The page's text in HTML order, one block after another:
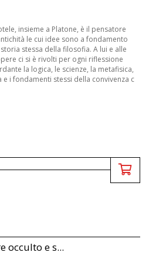
insieme a Platone, è il pensatore
le cui idee sono a fondamento
stessa della filosofia. A lui e alle
ci si è rivolti per ogni riflessione
la logica, le scienze, la metafisica,
e i fondamenti stessi della convivenza c
occulto e s...